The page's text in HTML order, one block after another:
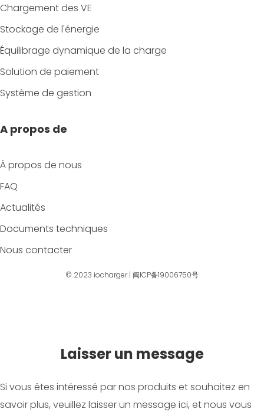
Chargement des VE
Stockage de l'énergie
Équilibrage dynamique de la charge
Solution de paiement
Système de gestion
A propos de
À propos de nous
FAQ
Actualités
Documents techniques
Nous contacter
© 2023 iocharger| 闽ICP备19006750号
Laisser un message
Si vous êtes intéressé par nos produits et souhaitez en
savoir plus, veuillez laisser un message ici, et nous vous